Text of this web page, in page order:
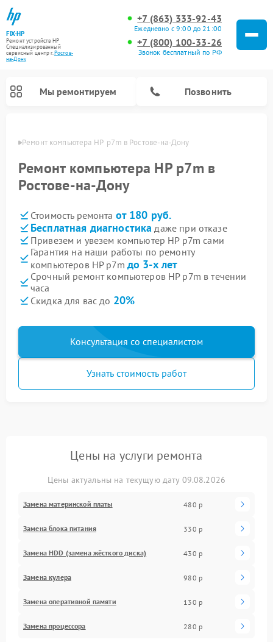
FIX-HP
Ремонт устройств HP
Специализированный
cервисный центр г.Ростов-
на-Дону
+7 (863) 333-92-43
Ежедневно с 9:00 до 21:00
+7 (800) 100-33-26
Звонок бесплатный по РФ
Мы ремонтируем Позвонить
Ремонт компьютера HP  p7m в Ростове-на-Дону
Ремонт компьютера HP p7m в
Ростове-на-Дону
Стоимость ремонта от 180 руб.
Бесплатная диагностика даже при отказе
Привезем и увезем компьютер HP p7m сами
Гарантия на наши работы по ремонту
компьютеров HP p7m до 3-х лет
Срочный ремонт компьютеров HP p7m в течении
часа
Скидка для вас до 20%
Консультация со специалистом
Узнать стоимость работ
Цены на услуги ремонта
Цены актуальны на текущую дату 09.08.2026
Замена материнской платы 480 р
Замена блока питания 330 р
Замена HDD (замена жёсткого диска) 430 р
Замена кулера 980 р
Замена оперативной памяти 130 р
Замена процессора 280 р